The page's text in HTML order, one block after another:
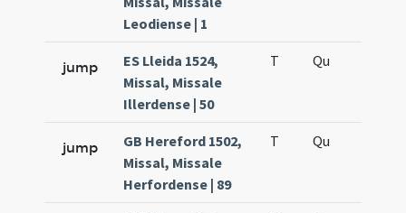
Leodiense | 1
jump
ES Lleida 1524,
Missal, Missale
Illerdense | 50
T Qu
jump
GB Hereford 1502,
Missal, Missale
Herfordense | 89
T Qu